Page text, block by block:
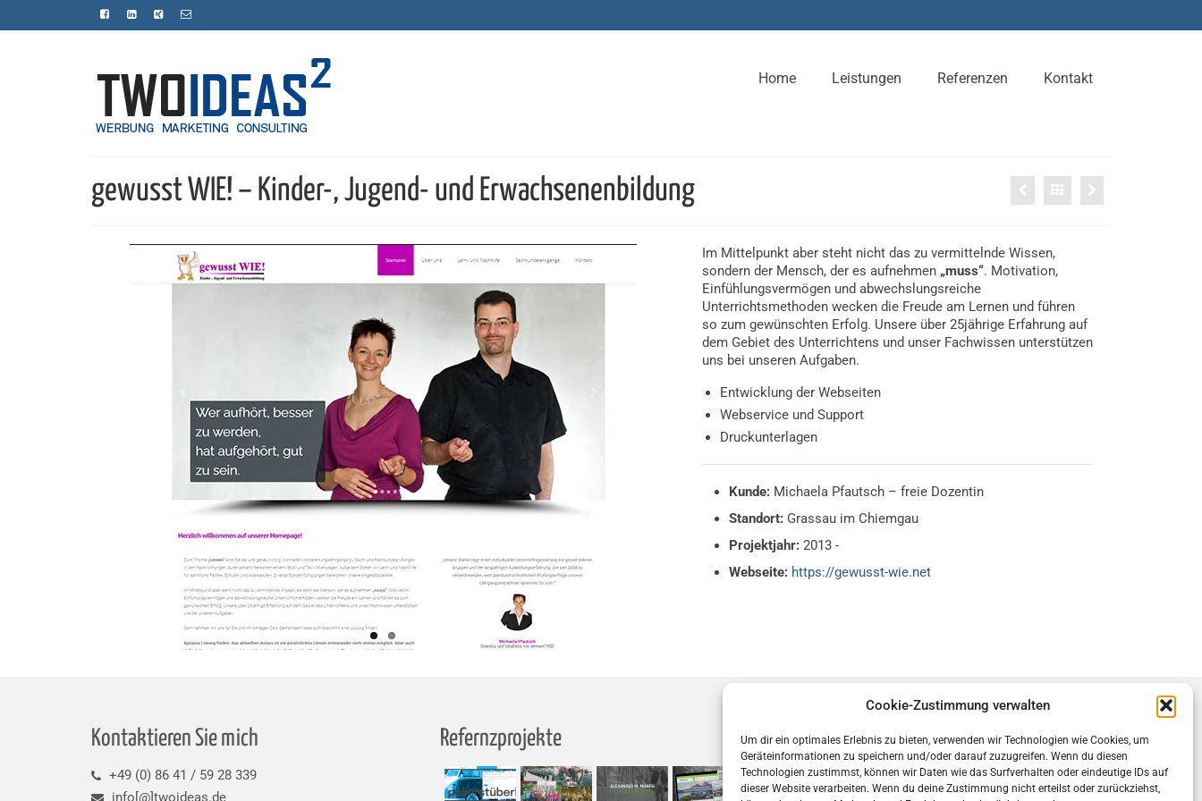
Cookie-Zustimmung verwalten
Um dir ein optimales Erlebnis zu bieten, verwenden wir Technologien wie Cookies, um
Geräteinformationen zu speichern und/oder darauf zuzugreifen. Wenn du diesen
Technologien zustimmst, können wir Daten wie das Surfverhalten oder eindeutige IDs auf
dieser Website verarbeiten. Wenn du deine Zustimmung nicht erteilst oder zurückziehst,
Home Leistungen Referenzen Kontakt
gewusst WIE! – Kinder-, Jugend- und Erwachsenenbildung
Im Mittelpunkt aber steht nicht das zu vermittelnde Wissen,
sondern der Mensch, der es aufnehmen „muss“. Motivation,
Einfühlungsvermögen und abwechslungsreiche
Unterrichtsmethoden wecken die Freude am Lernen und führen
so zum gewünschten Erfolg. Unsere über 25jährige Erfahrung auf
dem Gebiet des Unterrichtens und unser Fachwissen unterstützen
uns bei unseren Aufgaben.
Entwicklung der Webseiten
Webservice und Support
Druckunterlagen
Kunde:Michaela Pfautsch – freie Dozentin
Standort:Grassau im Chiemgau
Projektjahr:2013 -
Webseite: https://gewusst-wie.net
Kontaktieren Sie mich
+49 (0) 86 41 / 59 28 339
info[@]twoideas.de
Refernzprojekte Social